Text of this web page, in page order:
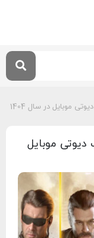
موبایل در سال 1404
دیوتی موبایل